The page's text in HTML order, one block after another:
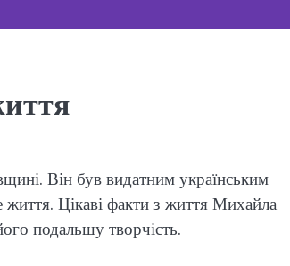
Він був видатним українським
Цікаві факти з життя Михайла
подальшу творчість.